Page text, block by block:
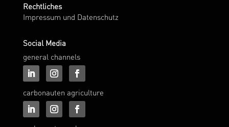
Rechtliches
Impressum und Datenschutz
Social Media
general channels
carbonauten agriculture